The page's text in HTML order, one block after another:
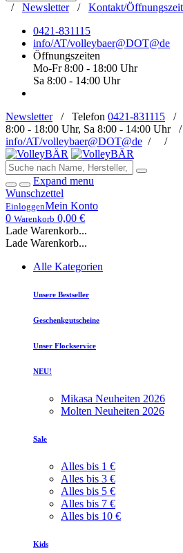
/ Newsletter/ Kontakt/
0421-831115
info/AT/volleybaer@DOT@de
Öffnungszeiten
Mo-Fr 8:00 - 18:00 Uhr
Sa 8:00 - 14:00 Uhr
Newsletter/ Telefon 0421-831115 /
8:00 - 18:00 Uhr, Sa 8:00 - 14:00 Uhr
info/AT/volleybaer@DOT@de / /
Expand menu
Wunschzettel
EinloggenMein Konto
0 Warenkorb 0,00 €
Lade Warenkorb...
Lade Warenkorb...
Alle Kategorien
Unsere Bestseller
Geschenkgutscheine
Unser Flockservice
NEU!
Mikasa Neuheiten 2026
Molten Neuheiten 2026
Sale
Alles bis 1 €
Alles bis 3 €
Alles bis 5 €
Alles bis 7 €
Alles bis 10 €
Kids